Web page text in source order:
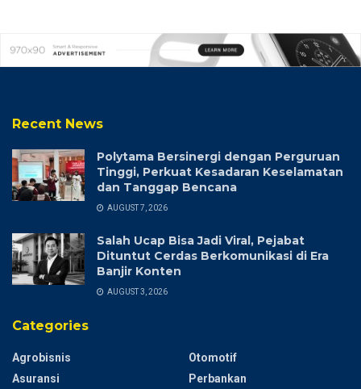
Recent News
Polytama Bersinergi dengan Perguruan
Tinggi, Perkuat Kesadaran Keselamatan
dan Tanggap Bencana
AUGUST 7, 2026
Salah Ucap Bisa Jadi Viral, Pejabat
Dituntut Cerdas Berkomunikasi di Era
Banjir Konten
AUGUST 3, 2026
Categories
Agrobisnis
Asuransi
Otomotif
Perbankan